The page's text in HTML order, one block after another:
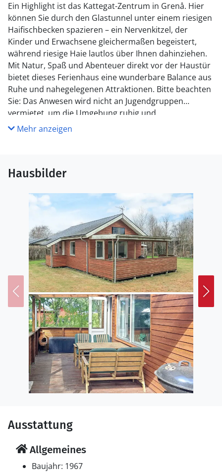
Ein Highlight ist das Kattegat-Zentrum in Grenå. Hier
können Sie durch den Glastunnel unter einem riesigen
Haifischbecken spazieren – ein Nervenkitzel, der
Kinder und Erwachsene gleichermaßen begeistert,
während riesige Haie lautlos über Ihnen dahinziehen.
Mit Natur, Spaß und Abenteuer direkt vor der Haustür
bietet dieses Ferienhaus eine wunderbare Balance aus
Ruhe und nahegelegenen Attraktionen. Bitte beachten
Sie: Das Anwesen wird nicht an Jugendgruppen
vermietet, um die Umgebung ruhig und
familienfreundlich zu gestalten.
Mehr anzeigen
Hausbilder
Ausstattung
Allgemeines
Baujahr: 1967